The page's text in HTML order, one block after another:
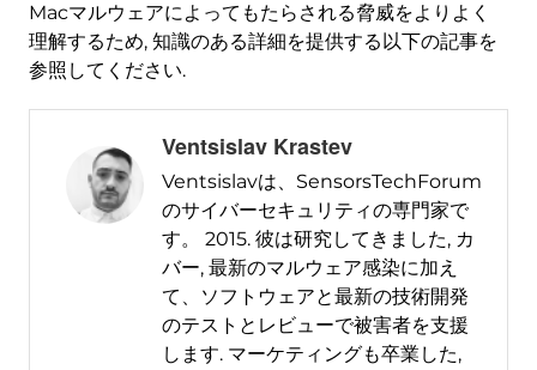
Macマルウェアによってもたらされる脅威をよりよく
理解するため, 知識のある詳細を提供する以下の記事を
参照してください.
Ventsislav Krastev
Ventsislavは、SensorsTechForum
のサイバーセキュリティの専門家で
す。 2015. 彼は研究してきました, カ
バー, 最新のマルウェア感染に加え
て、ソフトウェアと最新の技術開発
のテストとレビューで被害者を支援
します. マーケティングも卒業した,